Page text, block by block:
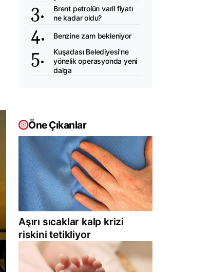
Brent petrolün varil fiyatı
ne kadar oldu?
Benzine zam bekleniyor
Kuşadası Belediyesi'ne
yönelik operasyonda yeni
dalga
Öne Çıkanlar
Aşırı sıcaklar kalp krizi
riskini tetikliyor